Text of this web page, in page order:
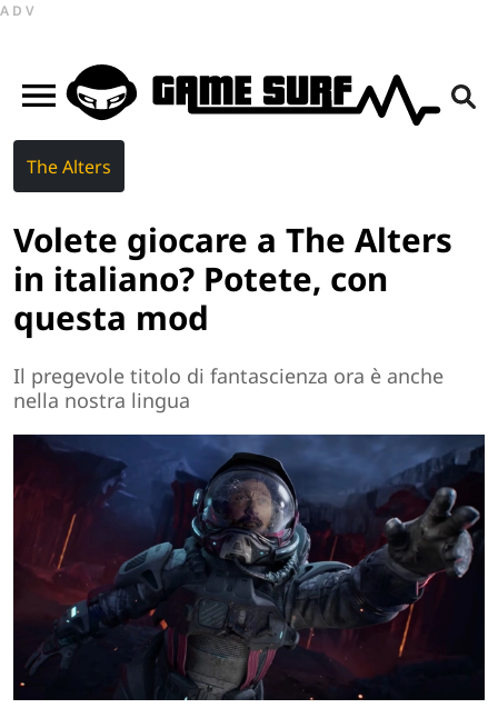
ADV
The Alters
Volete giocare a The Alters
in italiano? Potete, con
questa mod
Il pregevole titolo di fantascienza ora è anche
nella nostra lingua